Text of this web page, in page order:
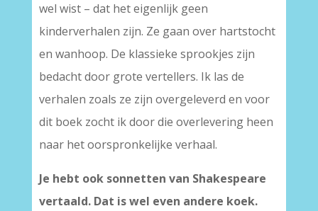
wel wist – dat het eigenlijk geen
kinderverhalen zijn. Ze gaan over hartstocht
en wanhoop. De klassieke sprookjes zijn
bedacht door grote vertellers. Ik las de
verhalen zoals ze zijn overgeleverd en voor
dit boek zocht ik door die overlevering heen
naar het oorspronkelijke verhaal.
Je hebt ook sonnetten van Shakespeare
vertaald. Dat is wel even andere koek.